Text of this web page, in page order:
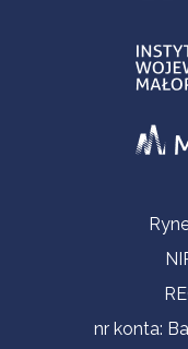
Informacje
nr konta: